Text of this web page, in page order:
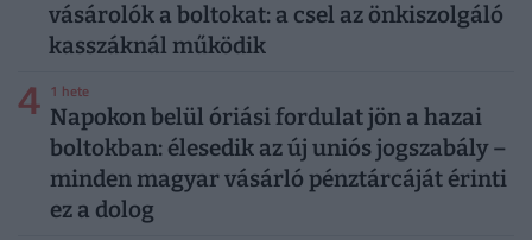
vásárolók a boltokat: a csel az önkiszolgáló
kasszáknál működik
4 1 hete
Napokon belül óriási fordulat jön a hazai
boltokban: élesedik az új uniós jogszabály –
minden magyar vásárló pénztárcáját érinti
ez a dolog